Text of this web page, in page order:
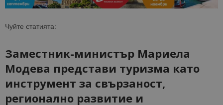
Чуйте статията:
Заместник-министър Мариела
Модева представи туризма като
инструмент за свързаност,
регионално развитие и